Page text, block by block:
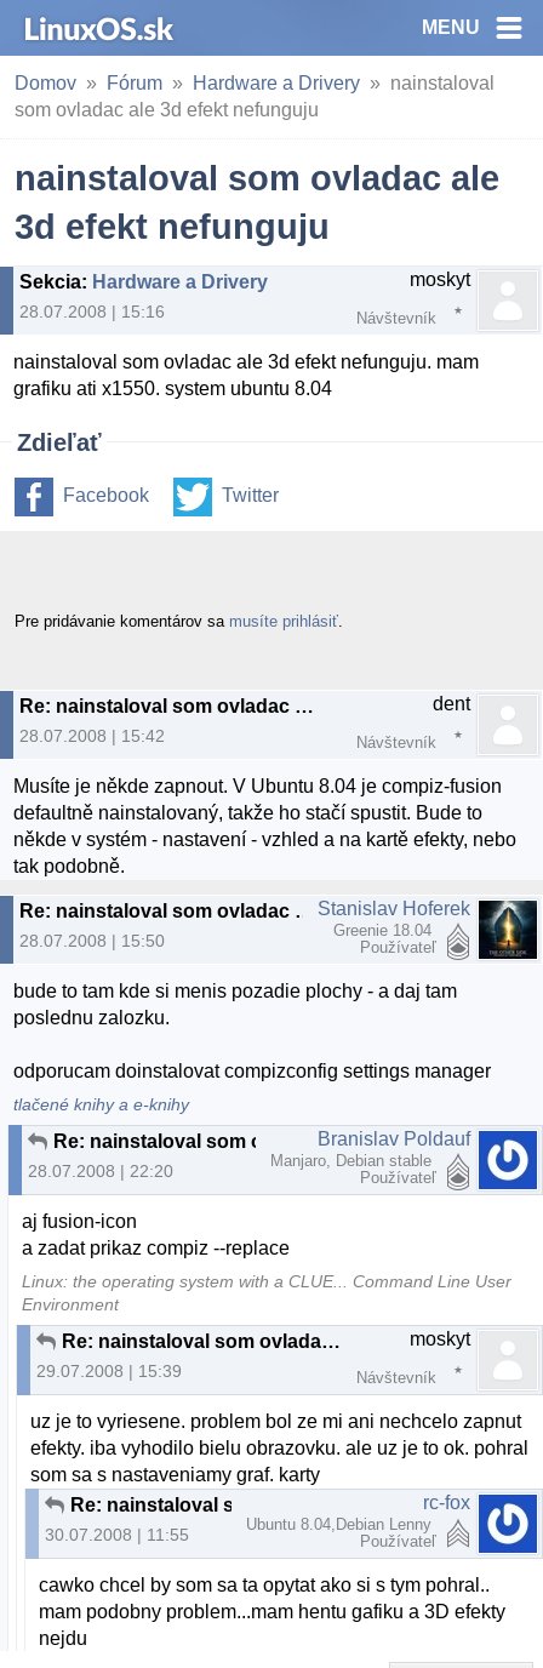
MENU
Domov Fórum Hardware a Drivery
nainstaloval
som ovladac ale 3d efekt nefunguju
nainstaloval som ovladac ale
3d efekt nefunguju
Sekcia: Hardware a Drivery
28.07.2008 | 15:16
moskyt
Návštevník
nainstaloval som ovladac ale 3d efekt nefunguju. mam
grafiku ati x1550. system ubuntu 8.04
Zdieľať
Facebook Twitter
Pre pridávanie komentárov sa musíte prihlásiť
Re: nainstaloval som ovladac ale 3d efekt nefunguju
28.07.2008 | 15:42
dent
Návštevník
Musíte je někde zapnout. V Ubuntu 8.04 je compiz-fusion
defaultně nainstalovaný, takže ho stačí spustit. Bude to
někde v systém - nastavení - vzhled a na kartě efekty, nebo
tak podobně.
Re: nainstaloval som ovladac ale 3d efekt nefunguju
28.07.2008 | 15:50
Stanislav Hoferek
Greenie 18.04
Používateľ
bude to tam kde si menis pozadie plochy - a daj tam
poslednu zalozku.
odporucam doinstalovat compizconfig settings manager
tlačené knihy a e-knihy
Re: nainstaloval som ovladac ale 3d efekt nefunguju
28.07.2008 | 22:20
Branislav Poldauf
Manjaro, Debian stable
Používateľ
aj fusion-icon
a zadat prikaz compiz --replace
Linux: the operating system with a CLUE... Command Line User
Environment
Re: nainstaloval som ovladac ale 3d efekt nefunguju
29.07.2008 | 15:39
moskyt
Návštevník
uz je to vyriesene. problem bol ze mi ani nechcelo zapnut
efekty. iba vyhodilo bielu obrazovku. ale uz je to ok. pohral
som sa s nastaveniamy graf. karty
30.07.2008 | 11:55
rc-fox
Ubuntu 8.04,Debian Lenny
Používateľ
cawko chcel by som sa ta opytat ako si s tym pohral..
mam podobny problem...mam hentu gafiku a 3D efekty
nejdu